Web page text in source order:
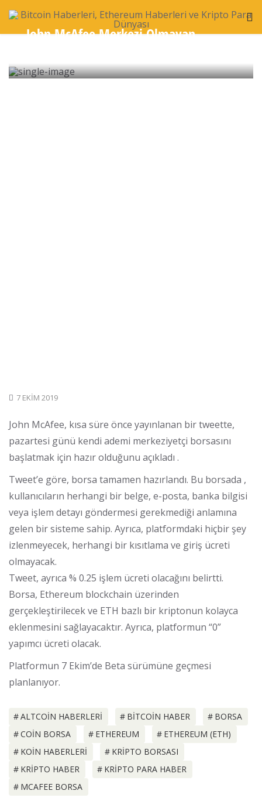
John McAfee Merkezi Olmayan
7 EKIM 2019
John McAfee, kısa süre önce yayınlanan bir tweette,
pazartesi günü kendi ademi merkeziyetçi borsasını
başlatmak için hazır olduğunu açıkladı .
Tweet’e göre, borsa tamamen hazırlandı. Bu borsada ,
kullanıcıların herhangi bir belge, e-posta, banka bilgisi
veya işlem detayı göndermesi gerekmediği anlamına
gelen bir sisteme sahip. Ayrıca, platformdaki hiçbir şey
izlenmeyecek, herhangi bir kısıtlama ve giriş ücreti
olmayacak.
Tweet, ayrıca % 0.25 işlem ücreti olacağını belirtti.
Borsa, Ethereum blockchain üzerinden
gerçekleştirilecek ve ETH bazlı bir kriptonun kolayca
eklenmesini sağlayacaktır. Ayrıca, platformun “0”
yapımcı ücreti olacak.
Platformun 7 Ekim’de Beta sürümüne geçmesi
planlanıyor.
ALTCOIN HABERLERI BITCOIN HABER
BORSA
COIN BORSA
ETHEREUM
ETHEREUM (ETH)
KOIN HABERLERI
KRIPTO BORSASI
KRIPTO HABER
KRIPTO PARA HABER
MCAFEE BORSA